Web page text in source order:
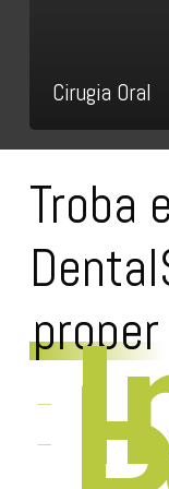
Cirugia Oral
Troba
proper